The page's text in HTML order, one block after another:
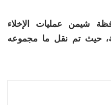
شيمن عمليات الإخلاء
حيث تم نقل ما مجموعه